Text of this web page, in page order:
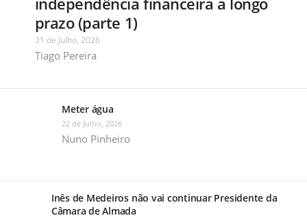
prazo (parte 1)
31 de Julho, 2026
Tiago Pereira
Meter água
22 de Julho, 2026
Nuno Pinheiro
Inês de Medeiros não vai continuar Presidente da
Câmara de Almada